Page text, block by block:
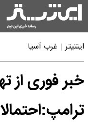
اینتیتر غرب آسیا
خبر فوری از